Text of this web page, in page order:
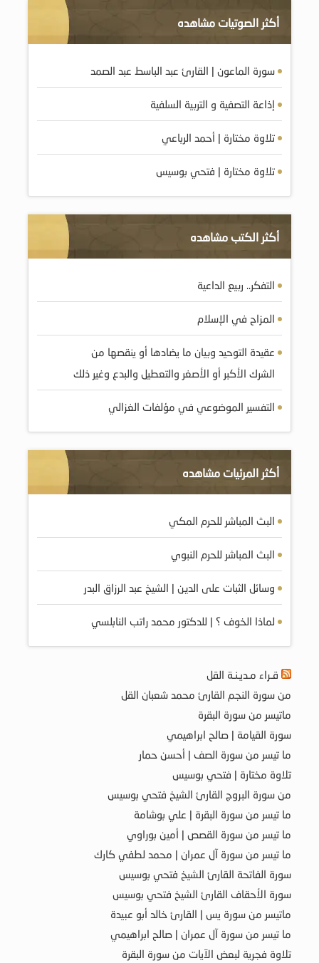
أكثر الصوتيات مشاهده
سورة الماعون | القارئ عبد الباسط عبد الصمد
إذاعة التصفية و التربية السلفية
تلاوة مختارة | أحمد الرباعي
تلاوة مختارة | فتحي بوسيس
أكثر الكتب مشاهده
التفكر.. ربيع الداعية
المزاح في الإسلام
عقيدة التوحيد وبيان ما يضادها أو ينقصها من
الشرك الأكبر أو الأصغر والتعطيل والبدع وغير ذلك
التفسير الموضوعي في مؤلفات الغزالي
أكثر المرئيات مشاهده
البث المباشر للحرم المكي
البث المباشر للحرم النبوي
وسائل الثبات على الدين | الشيخ عبد الرزاق البدر
لماذا الخوف ؟ | للدكتور محمد راتب النابلسي
قـراء مـديـنـة القل
من سورة النجم القارئ محمد شعبان القل
ماتيسر من سورة البقرة
سورة القيامة | صالح ابراهيمي
ما تيسر من سورة الصف | أحسن حمار
تلاوة مختارة | فتحي بوسيس
من سورة البروج القارئ الشيخ فتحي بوسيس
ما تيسر من سورة البقرة | علي بوشامة
ما تيسر من سورة القصص | أمين بوراوي
ما تيسر من سورة آل عمران | محمد لطفي كارك
سورة الفاتحة القارئ الشيخ فتحي بوسيس
سورة الأحقاف القارئ الشيخ فتحي بوسيس
ماتيسر من سورة يس | القارئ خالد أبو عبيدة
ما تيسر من سورة آل عمران | صالح ابراهيمي
تلاوة فجرية لبعض الآيات من سورة البقرة